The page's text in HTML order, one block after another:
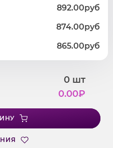
892.00руб
874.00руб
865.00руб
0 шт
0.00₽